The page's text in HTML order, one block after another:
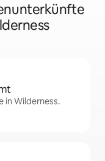
in Wilderness.